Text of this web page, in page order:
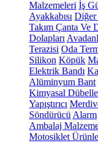
Malzemeleri İş
Ayakkabısı Diğer
Takım Çanta Ve
Dolapları
Terazisi Oda
Silikon Köpük
Elektrik Bandı
Alüminyum Bant
Kimyasal
Yapıştırıcı
Söndürücü Alarm
Ambalaj
Motosiklet